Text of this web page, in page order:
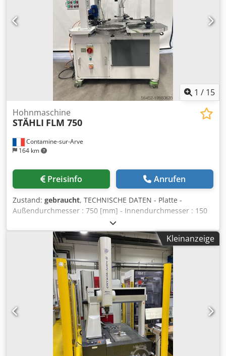
1 / 15
Contamine-sur-Arve
164 km
Hohnmaschine
STÄHLI FLM 750
Preisinfo Anrufen
Zustand: gebraucht, TECHNISCHE DATEN - Platte -
Außendurchmesser : 750 [mm] - Innendurchmesser : 150
Dsdpfx Apoxb Em Nevock - Drehzahl Hauptmotor : 4 [kW] -
Versorgungsspannung : 380 [V] - Gesamtantrieb : 3.6 [kW]
GEWICHT UND ABMESSUNGEN - Platzbedarf : 1100 x 1700
[mm] - Maschinenhöhe : 2000 [mm] - Maschinengewicht :
1100 [kg] - Stunden Anzahl : 5160 [bst.]
Kleinanzeige